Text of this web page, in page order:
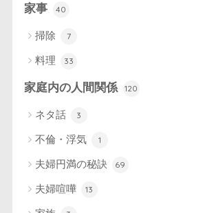
家事 40
掃除 7
料理 33
家庭内の人間関係 120
ネタ話 3
不倫・浮気 1
夫婦円満の秘訣 69
夫婦喧嘩 13